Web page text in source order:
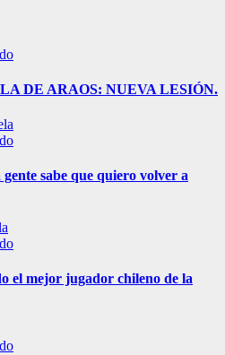
DE ARAOS: NUEVA LESIÓN.
sabe que quiero volver a
el mejor jugador chileno de la